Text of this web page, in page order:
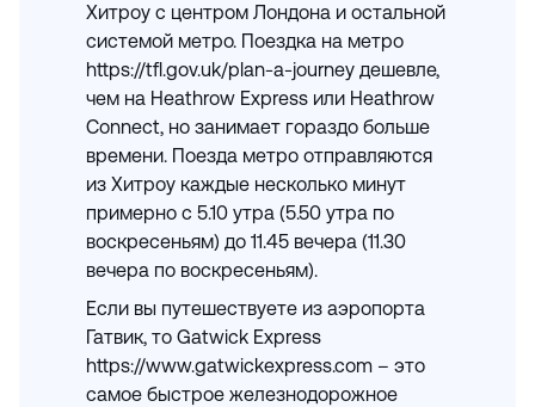
Хитроу с центром Лондона и остальной
системой метро. Поездка на метро
https://tfl.gov.uk/plan-a-journey дешевле,
чем на Heathrow Express или Heathrow
Connect, но занимает гораздо больше
времени. Поезда метро отправляются
из Хитроу каждые несколько минут
примерно с 5.10 утра (5.50 утра по
воскресеньям) до 11.45 вечера (11.30
вечера по воскресеньям).
Если вы путешествуете из аэропорта
Гатвик, то Gatwick Express
https://www.gatwickexpress.com – это
самое быстрое железнодорожное